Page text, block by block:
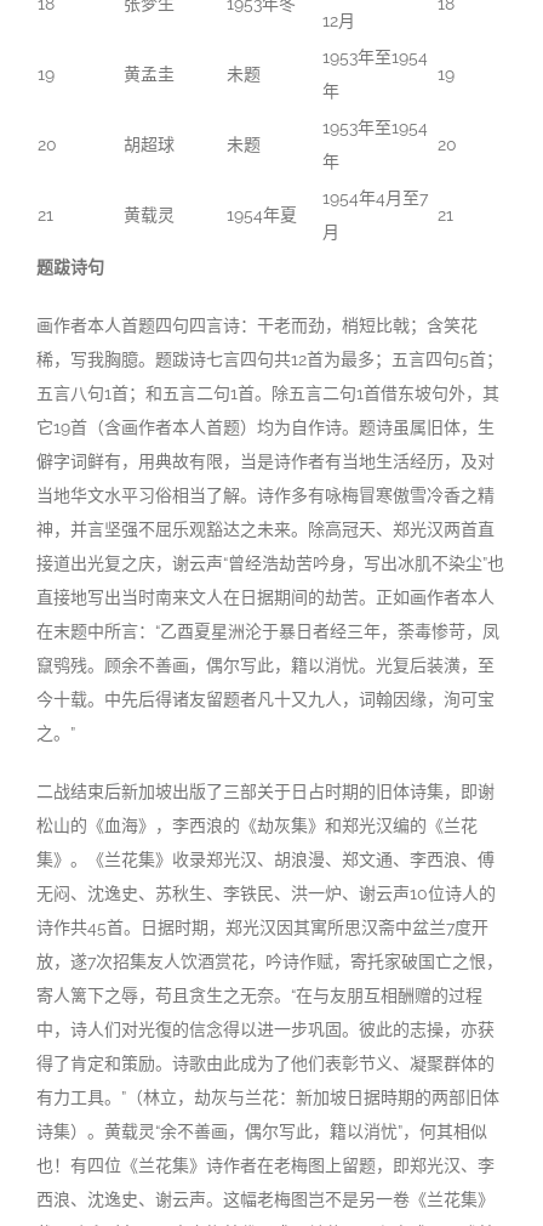
18 张梦生 1953年冬
12月
18
19 黄孟圭 未题
1953年至1954
年
19
20 胡超球 未题
1953年至1954
年
20
21 黄载灵 1954年夏
1954年4月至7
月
21
题跋诗句
画作者本人首题四句四言诗：干老而劲，梢短比戟；含笑花
稀，写我胸臆。题跋诗七言四句共12首为最多；五言四句5首；
五言八句1首；和五言二句1首。除五言二句1首借东坡句外，其
它19首（含画作者本人首题）均为自作诗。题诗虽属旧体，生
僻字词鲜有，用典故有限，当是诗作者有当地生活经历，及对
当地华文水平习俗相当了解。诗作多有咏梅冒寒傲雪冷香之精
神，并言坚强不屈乐观豁达之未来。除高冠天、郑光汉两首直
接道出光复之庆，谢云声“曾经浩劫苦吟身，写出冰肌不染尘”也
直接地写出当时南来文人在日据期间的劫苦。正如画作者本人
在末题中所言：“乙酉夏星洲沦于暴日者经三年，荼毒惨苛，凤
竄鸮残。顾余不善画，偶尔写此，籍以消忧。光复后装潢，至
今十载。中先后得诸友留题者凡十又九人，词翰因缘，洵可宝
之。”
二战结束后新加坡出版了三部关于日占时期的旧体诗集，即谢
松山的《血海》，李西浪的《劫灰集》和郑光汉编的《兰花
集》。《兰花集》收录郑光汉、胡浪漫、郑文通、李西浪、傅
无闷、沈逸史、苏秋生、李铁民、洪一炉、谢云声10位诗人的
诗作共45首。日据时期，郑光汉因其寓所思汉斋中盆兰7度开
放，遂7次招集友人饮酒赏花，吟诗作赋，寄托家破国亡之恨，
寄人篱下之辱，苟且贪生之无奈。“在与友朋互相酬赠的过程
中，诗人们对光復的信念得以进一步巩固。彼此的志操，亦获
得了肯定和策励。诗歌由此成为了他们表彰节义、凝聚群体的
有力工具。”（林立，劫灰与兰花：新加坡日据時期的两部旧体
诗集）。黄载灵“余不善画，偶尔写此，籍以消忧”，何其相似
也！有四位《兰花集》诗作者在老梅图上留题，即郑光汉、李
西浪、沈逸史、谢云声。这幅老梅图岂不是另一卷《兰花集》